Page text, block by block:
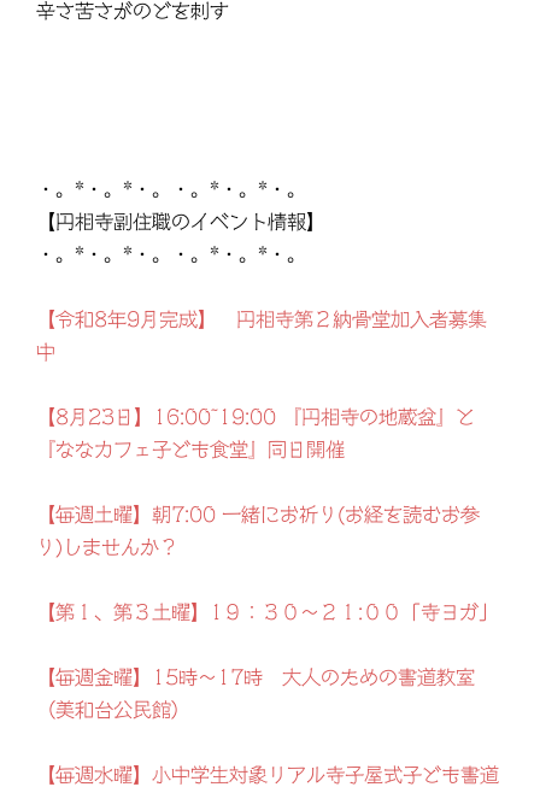
辛さ苦さがのどを刺す
・。*・。*・。・。*・。*・。
【円相寺副住職のイベント情報】
・。*・。*・。・。*・。*・。
【令和8年9月完成】 円相寺第２納骨堂加入者募集
中
【8月23日】16:00~19:00 『円相寺の地蔵盆』と
『ななカフェ子ども食堂』同日開催
【毎週土曜】朝7:00 一緒にお祈り(お経を読むお参
り)しませんか？
【第１、第３土曜】1９：３０～２１:００「寺ヨガ」
【毎週金曜】15時～17時 大人のための書道教室
（美和台公民館）
【毎週水曜】小中学生対象リアル寺子屋式子ども書道